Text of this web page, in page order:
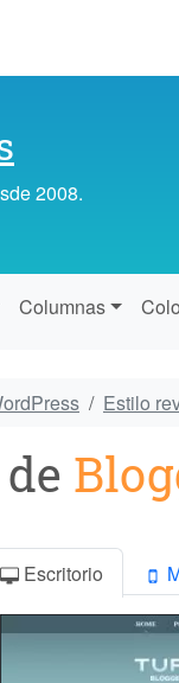
2008.
Columnas
Estilo
Escritorio